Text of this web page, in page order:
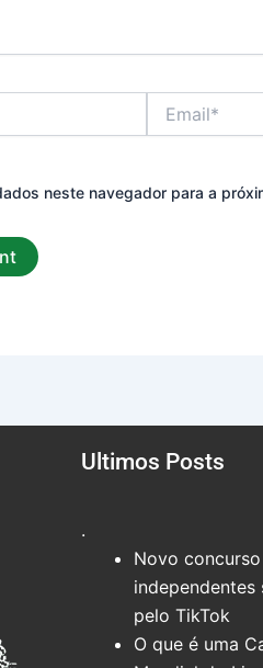
neste navegador para a
Ultimos Posts
.
Novo
independentes
pelo TikTok
O que é uma